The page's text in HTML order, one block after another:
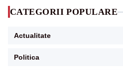
CATEGORII POPULARE
Actualitate
Politica